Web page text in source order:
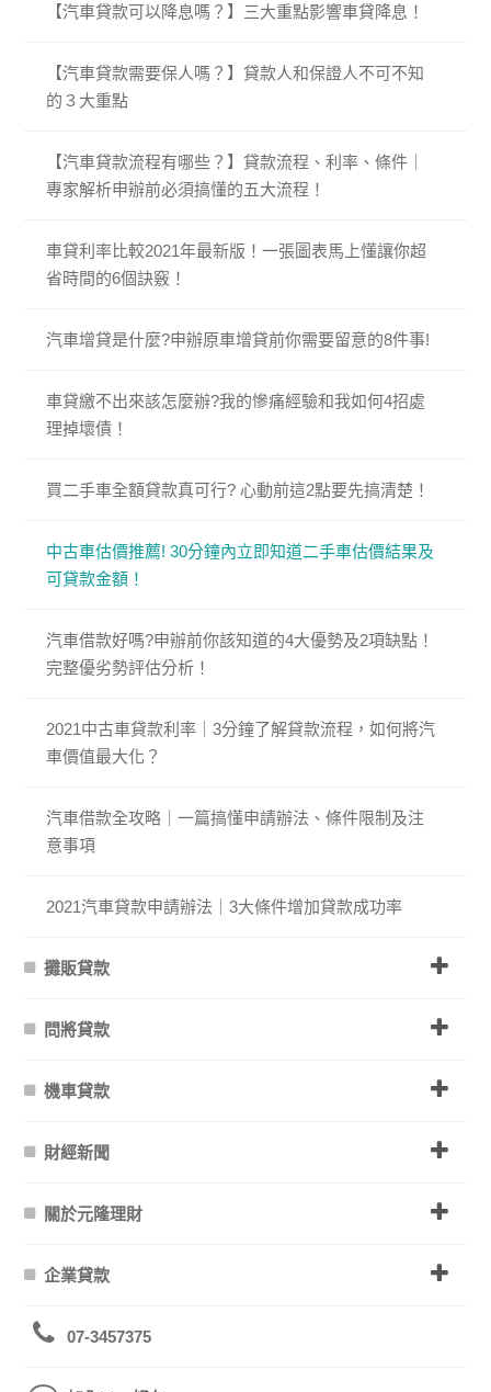
【汽車貸款可以降息嗎？】三大重點影響車貸降息！
【汽車貸款需要保人嗎？】貸款人和保證人不可不知
的３大重點
【汽車貸款流程有哪些？】貸款流程、利率、條件｜
專家解析申辦前必須搞懂的五大流程！
車貸利率比較2021年最新版！一張圖表馬上懂讓你超
省時間的6個訣竅！
汽車增貸是什麼?申辦原車增貸前你需要留意的8件事!
車貸繳不出來該怎麼辦?我的慘痛經驗和我如何4招處
理掉壞債！
買二手車全額貸款真可行? 心動前這2點要先搞清楚！
中古車估價推薦! 30分鐘內立即知道二手車估價結果及
可貸款金額！
汽車借款好嗎?申辦前你該知道的4大優勢及2項缺點！
完整優劣勢評估分析！
2021中古車貸款利率｜3分鐘了解貸款流程，如何將汽
車價值最大化？
汽車借款全攻略｜一篇搞懂申請辦法、條件限制及注
意事項
2021汽車貸款申請辦法｜3大條件增加貸款成功率
攤販貸款
問將貸款
機車貸款
財經新聞
關於元隆理財
企業貸款
07-3457375